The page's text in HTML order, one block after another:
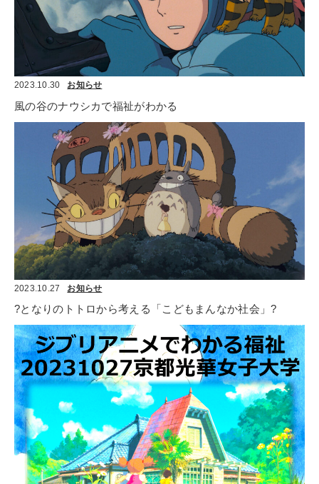
2023.10.30 お知らせ
風の谷のナウシカで福祉がわかる
2023.10.27 お知らせ
?となりのトトロから考える「こどもまんなか社会」?